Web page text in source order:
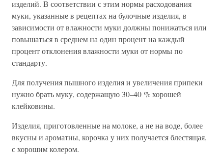
изделий. В соответствии с этим нормы расходования
муки, указанные в рецептах на булочные изделия, в
зависимости от влажности муки должны понижаться или
повышаться в среднем на один процент на каждый
процент отклонения влажности муки от нормы по
стандарту.
Для получения пышного изделия и увеличения припеки
нужно брать муку, содержащую 30–40 % хорошей
клейковины.
Изделия, приготовленные на молоке, а не на воде, более
вкусны и ароматны, корочка у них получается блестящая,
с хорошим колером.